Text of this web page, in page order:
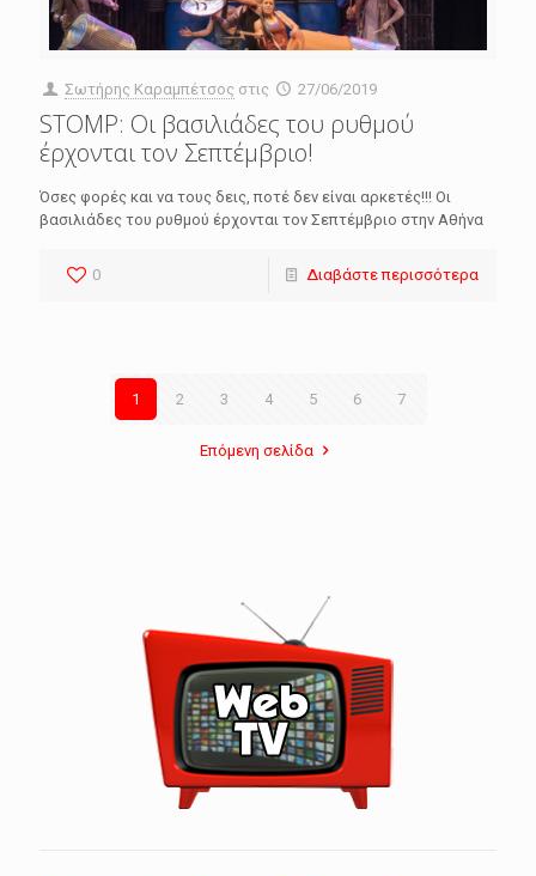
Σωτήρης Καραμπέτσος στις 27/06/2019
STOMP: ​Οι βασιλιάδες του ρυθμού
έρχονται τον Σεπτέμβριο!
Όσες φορές και να τους δεις, ποτέ δεν είναι αρκετές!!! Οι
βασιλιάδες του ρυθμού έρχονται τον Σεπτέμβριο στην Αθήνα
0 Διαβάστε περισσότερα
1 2 3 4 5 6 7
Επόμενη σελίδα